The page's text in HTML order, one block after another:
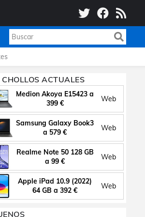
CHOLLOS ACTUALES
Medion Akoya E15423 a
399 €
Web
Samsung Galaxy Book3
a 579 €
Web
Realme Note 50 128 GB
a 99 €
Web
Apple iPad 10.9 (2022)
64 GB a 392 €
Web